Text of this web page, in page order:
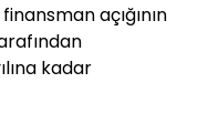
açığının
kadar